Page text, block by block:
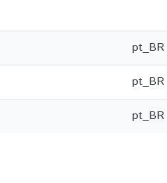
pt_BR
pt_BR
pt_BR